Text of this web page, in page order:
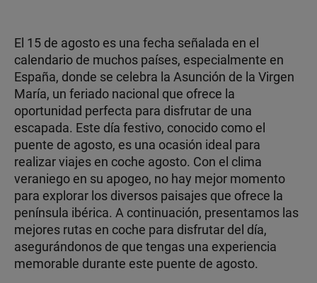
El 15 de agosto es una fecha señalada en el
calendario de muchos países, especialmente en
España, donde se celebra la Asunción de la Virgen
María, un feriado nacional que ofrece la
oportunidad perfecta para disfrutar de una
escapada. Este día festivo, conocido como el
puente de agosto, es una ocasión ideal para
realizar viajes en coche agosto. Con el clima
veraniego en su apogeo, no hay mejor momento
para explorar los diversos paisajes que ofrece la
península ibérica. A continuación, presentamos las
mejores rutas en coche para disfrutar del día,
asegurándonos de que tengas una experiencia
memorable durante este puente de agosto.